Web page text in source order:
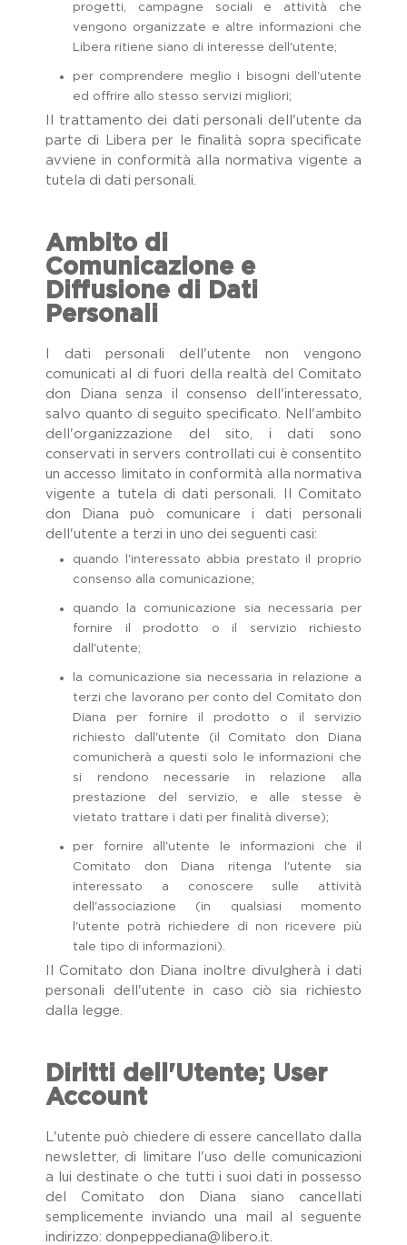
progetti, campagne sociali e attività che
vengono organizzate e altre informazioni che
Libera ritiene siano di interesse dell'utente;
per comprendere meglio i bisogni dell'utente
ed offrire allo stesso servizi migliori;
Il trattamento dei dati personali dell'utente da
parte di Libera per le finalità sopra specificate
avviene in conformità alla normativa vigente a
tutela di dati personali.
Ambito di
Comunicazione e
Diffusione di Dati
Personali
I dati personali dell'utente non vengono
comunicati al di fuori della realtà del Comitato
don Diana senza il consenso dell'interessato,
salvo quanto di seguito specificato. Nell'ambito
dell'organizzazione del sito, i dati sono
conservati in servers controllati cui è consentito
un accesso limitato in conformità alla normativa
vigente a tutela di dati personali. Il Comitato
don Diana può comunicare i dati personali
dell'utente a terzi in uno dei seguenti casi:
quando l'interessato abbia prestato il proprio
consenso alla comunicazione;
quando la comunicazione sia necessaria per
fornire il prodotto o il servizio richiesto
dall'utente;
la comunicazione sia necessaria in relazione a
terzi che lavorano per conto del Comitato don
Diana per fornire il prodotto o il servizio
richiesto dall'utente (il Comitato don Diana
comunicherà a questi solo le informazioni che
si rendono necessarie in relazione alla
prestazione del servizio, e alle stesse è
vietato trattare i dati per finalità diverse);
per fornire all'utente le informazioni che il
Comitato don Diana ritenga l'utente sia
interessato a conoscere sulle attività
dell'associazione (in qualsiasi momento
l'utente potrà richiedere di non ricevere più
tale tipo di informazioni).
Il Comitato don Diana inoltre divulgherà i dati
personali dell'utente in caso ciò sia richiesto
dalla legge.
Diritti dell'Utente; User
Account
L'utente può chiedere di essere cancellato dalla
newsletter, di limitare l'uso delle comunicazioni
a lui destinate o che tutti i suoi dati in possesso
del Comitato don Diana siano cancellati
semplicemente inviando una mail al seguente
indirizzo: donpeppediana@libero.it.